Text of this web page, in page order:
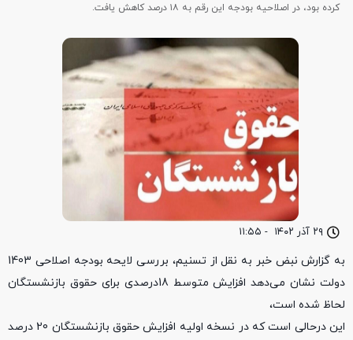
۲۹ آذر ۱۴۰۲ - ۱۱:۵۵
کرده بود، در اصلاحیه بودجه این رقم به ۱۸ درصد کاهش یافت.
به گزارش نبض خبر به نقل از تسنیم، بررسی لایحه بودجه اصلاحی 1403
دولت نشان می‌دهد افزایش متوسط 18درصدی برای حقوق بازنشستگان
لحاظ شده است،
این درحالی است که در نسخه اولیه افزایش حقوق بازنشستگان 20 درصد